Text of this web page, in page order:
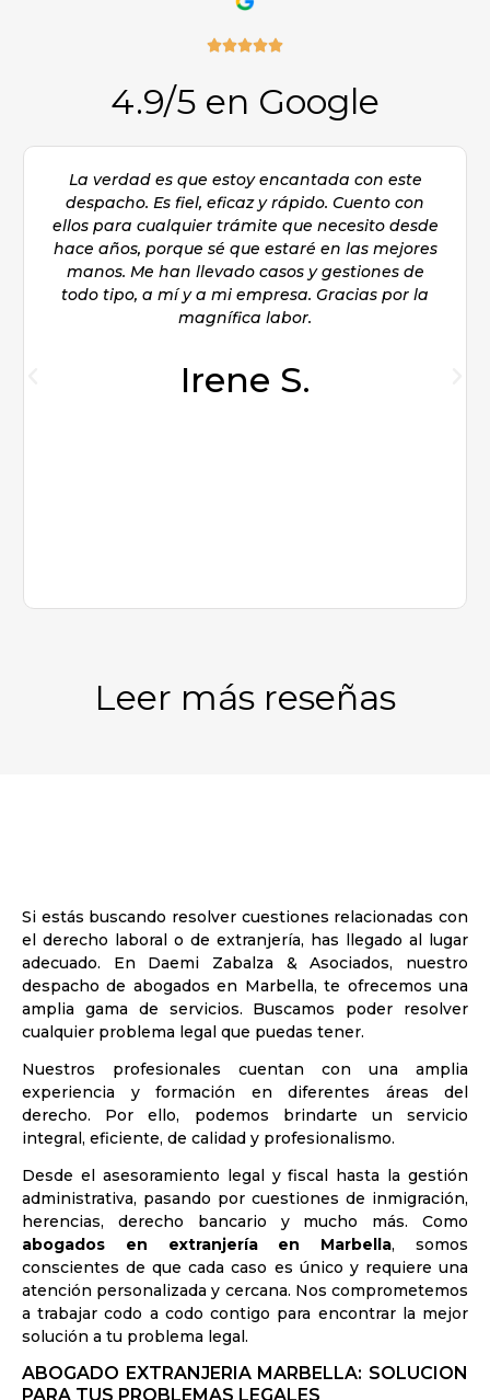

4.9/5 en Google
La verdad es que estoy encantada con este
despacho. Es fiel, eficaz y rápido. Cuento con
ellos para cualquier trámite que necesito desde
hace años, porque sé que estaré en las mejores
manos. Me han llevado casos y gestiones de
todo tipo, a mí y a mi empresa. Gracias por la
magnífica labor.​
Irene S.​
Leer más reseñas
Si estás buscando resolver cuestiones relacionadas con
el derecho laboral o de extranjería, has llegado al lugar
adecuado. En Daemi Zabalza & Asociados, nuestro
despacho de abogados en Marbella, te ofrecemos una
amplia gama de servicios. Buscamos poder resolver
cualquier problema legal que puedas tener.
Nuestros profesionales cuentan con una amplia
experiencia y formación en diferentes áreas del
derecho. Por ello, podemos brindarte un servicio
integral, eficiente, de calidad y profesionalismo.
Desde el asesoramiento legal y fiscal hasta la gestión
administrativa, pasando por cuestiones de inmigración,
herencias, derecho bancario y mucho más. Como
abogados en extranjería en Marbella, somos
conscientes de que cada caso es único y requiere una
atención personalizada y cercana. Nos comprometemos
a trabajar codo a codo contigo para encontrar la mejor
solución a tu problema legal.
ABOGADO EXTRANJERIA MARBELLA: SOLUCION
PARA TUS PROBLEMAS LEGALES